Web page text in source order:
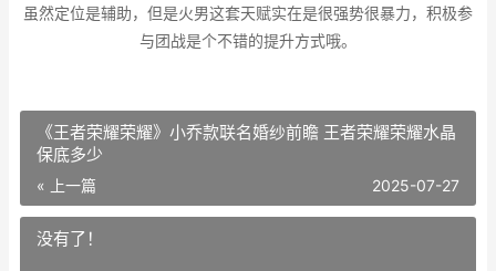
虽然定位是辅助，但是火男这套天赋实在是很强势很暴力，积极参
与团战是个不错的提升方式哦。
《王者荣耀荣耀》小乔款联名婚纱前瞻 王者荣耀荣耀水晶
保底多少
« 上一篇 2025-07-27
没有了！